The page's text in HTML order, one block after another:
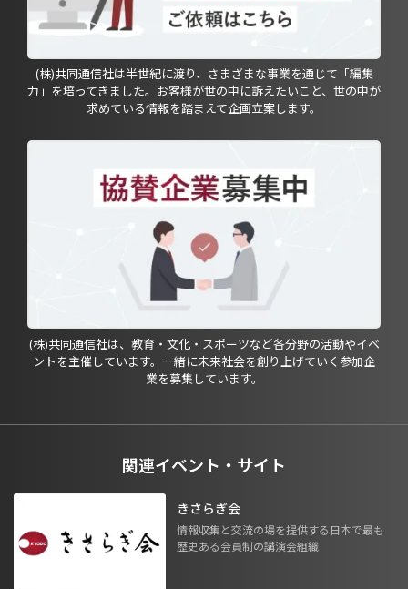
(株)共同通信社は半世紀に渡り、さまざまな事業を通じて「編集
力」を培ってきました。お客様が世の中に訴えたいこと、世の中が
求めている情報を踏まえて企画立案します。
(株)共同通信社は、教育・文化・スポーツなど各分野の活動やイベ
ントを主催しています。一緒に未来社会を創り上げていく参加企
業を募集しています。
関連イベント・サイト
きさらぎ会
情報収集と交流の場を提供する日本で最も
歴史ある会員制の講演会組織